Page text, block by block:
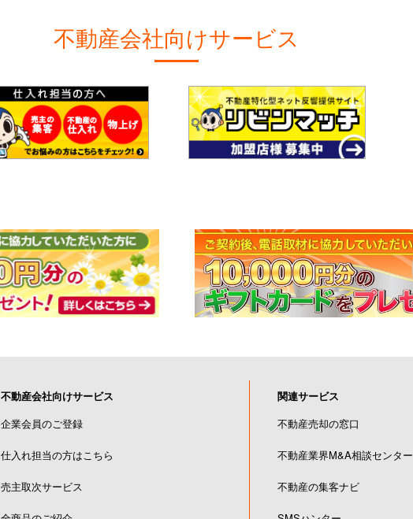
不動産会社向けサービス
不動産会社向けサービス
企業会員のご登録
仕入れ担当の方はこちら
売主取次サービス
関連サービス
不動産売却の窓口
不動産業界M&A相談センター
不動産の集客ナビ